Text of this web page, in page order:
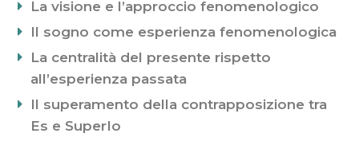
La visione e l’approccio fenomenologico
Il sogno come esperienza fenomenologica
La centralità del presente rispetto
all’esperienza passata
Il superamento della contrapposizione tra
Es e SuperIo